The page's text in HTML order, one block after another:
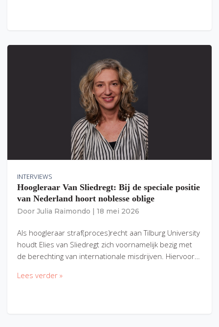
INTERVIEWS
Hoogleraar Van Sliedregt: Bij de speciale positie
van Nederland hoort noblesse oblige
Door Julia Raimondo 18 mei 2026
Als hoogleraar straf(proces)recht aan Tilburg University
houdt Elies van Sliedregt zich voornamelijk bezig met
de berechting van internationale misdrijven. Hiervoor…
Lees verder »